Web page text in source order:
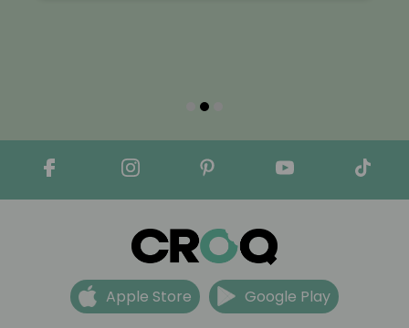
Apple Store Google Play